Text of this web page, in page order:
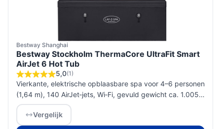
Bestway Shanghai
Bestway Stockholm ThermaCore UltraFit Smart
AirJet 6 Hot Tub
5,0(1)
Vierkante, elektrische opblaasbare spa voor 4–6 personen
(1,64 m), 140 AirJet‑jets, Wi‑Fi, gevuld gewicht ca. 1.005
kg; check draagkracht vloer en beschikbare ruimte vóór
aanschaf.Vergelijk